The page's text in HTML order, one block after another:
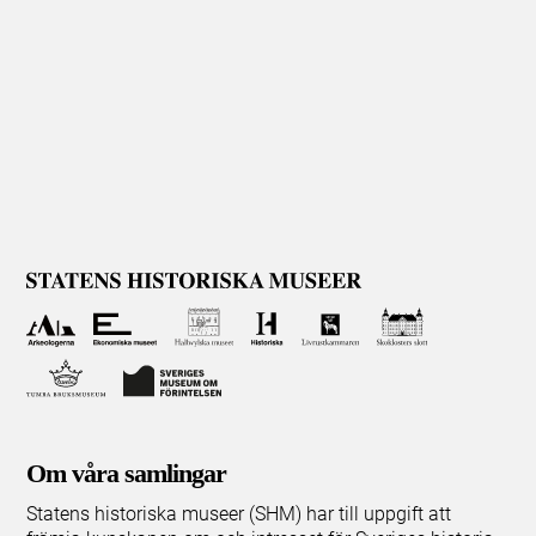
Om våra samlingar
Statens historiska museer (SHM) har till uppgift att